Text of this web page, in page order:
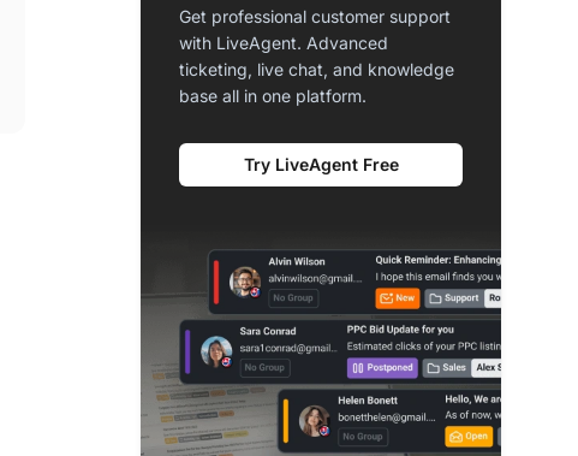
Get professional customer support
with LiveAgent. Advanced
ticketing, live chat, and knowledge
base all in one platform.
Try LiveAgent Free